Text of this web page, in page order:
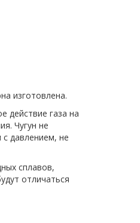
изготовлена.
действие газа на
Чугун не
давлением, не
сплавов,
отличаться